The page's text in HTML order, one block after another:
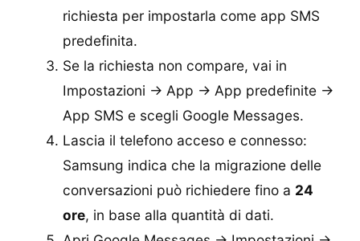
richiesta per impostarla come app SMS
predefinita.
Se la richiesta non compare, vai in
Impostazioni → App → App predefinite →
App SMS e scegli Google Messages.
Lascia il telefono acceso e connesso:
Samsung indica che la migrazione delle
conversazioni può richiedere fino a 24
ore, in base alla quantità di dati.